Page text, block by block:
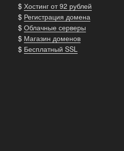
$ Хостинг от 92 рублей
$ Регистрация домена
$ Облачные серверы
$ Магазин доменов
$ Бесплатный SSL